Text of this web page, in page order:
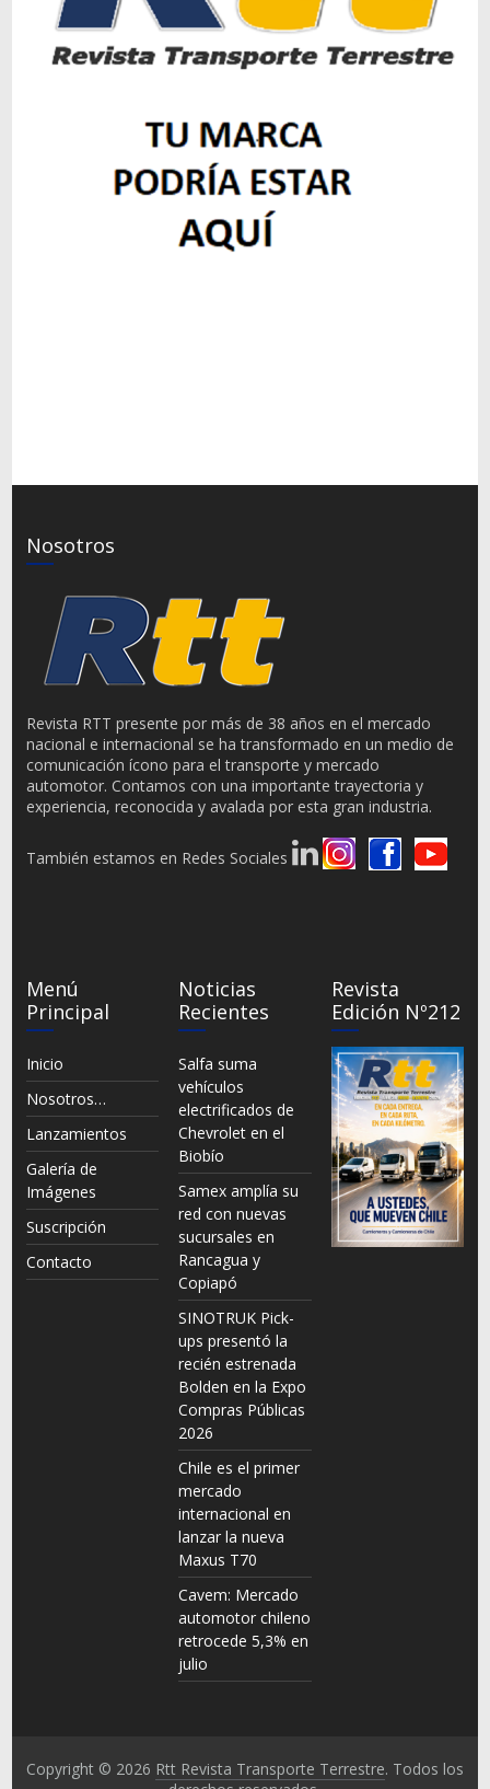
Nosotros
Revista RTT presente por más de 38 años en el mercado
nacional e internacional se ha transformado en un medio de
comunicación ícono para el transporte y mercado
automotor. Contamos con una importante trayectoria y
experiencia, reconocida y avalada por esta gran industria.
También estamos en Redes Sociales
Menú
Principal
Inicio
Nosotros…
Lanzamientos
Galería de
Imágenes
Suscripción
Contacto
Noticias
Recientes
Salfa suma
vehículos
electrificados de
Chevrolet en el
Biobío
Samex amplía su
red con nuevas
sucursales en
Rancagua y
Copiapó
SINOTRUK Pick-
ups presentó la
recién estrenada
Bolden en la Expo
Compras Públicas
2026
Chile es el primer
mercado
internacional en
lanzar la nueva
Maxus T70
Cavem: Mercado
automotor chileno
retrocede 5,3% en
julio
Revista
Edición Nº212
Copyright © 2026 Rtt Revista Transporte Terrestre. Todos los